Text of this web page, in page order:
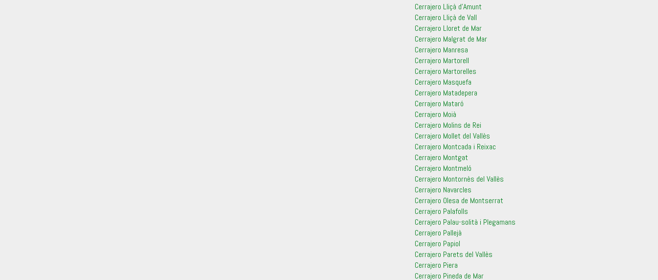
Cerrajero Lliçà d’Amunt
Cerrajero Lliçà de Vall
Cerrajero Lloret de Mar
Cerrajero Malgrat de Mar
Cerrajero Manresa
Cerrajero Martorell
Cerrajero Martorelles
Cerrajero Masquefa
Cerrajero Matadepera
Cerrajero Mataró
Cerrajero Moià
Cerrajero Molins de Rei
Cerrajero Mollet del Vallès
Cerrajero Montcada i Reixac
Cerrajero Montgat
Cerrajero Montmeló
Cerrajero Montornès del Vallès
Cerrajero Navarcles
Cerrajero Olesa de Montserrat
Cerrajero Palafolls
Cerrajero Palau-solità i Plegamans
Cerrajero Pallejà
Cerrajero Papiol
Cerrajero Parets del Vallès
Cerrajero Piera
Cerrajero Pineda de Mar